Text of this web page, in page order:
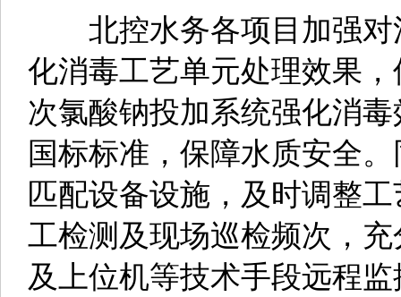
北控水务各项目加强对
化消毒工艺单元处理效果
次氯酸钠投加系统强化消
国标标准，保障水质安全
匹配设备设施，及时调整
工检测及现场巡检频次，
及上位机等技术手段远程